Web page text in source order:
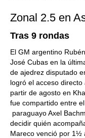
Zonal 2.5 en
Tras 9 rondas
El GM argentino
José Cubas en la
de ajedrez disputado
logró el acceso
partir de agosto en
fue compartido entre
paraguayo Axel
decidir quién
Mareco venció por 1½